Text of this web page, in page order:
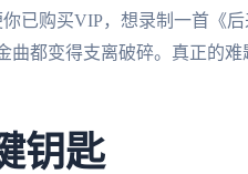
已购买VIP，想录制一首《后
曲都变得支离破碎。真正的
钥匙